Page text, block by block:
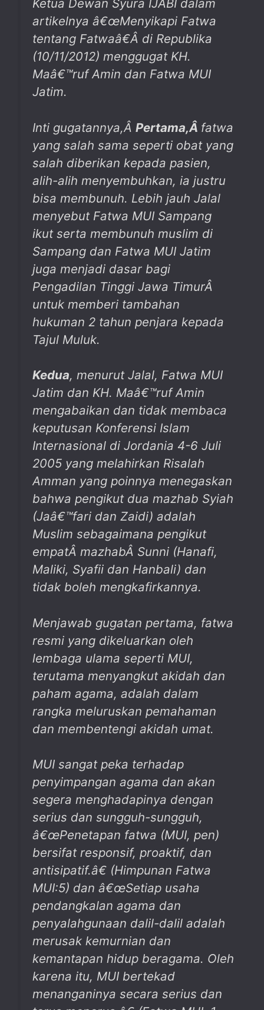
Ketua Dewan Syura IJABI dalam
artikelnya â€œMenyikapi Fatwa
tentang Fatwaâ€Â di Republika
(10/11/2012) menggugat KH.
Maâ€™ruf Amin dan Fatwa MUI
Jatim.
Inti gugatannya,Â Pertama,Â fatwa
yang salah sama seperti obat yang
salah diberikan kepada pasien,
alih-alih menyembuhkan, ia justru
bisa membunuh. Lebih jauh Jalal
menyebut Fatwa MUI Sampang
ikut serta membunuh muslim di
Sampang dan Fatwa MUI Jatim
juga menjadi dasar bagi
Pengadilan Tinggi Jawa TimurÂ
untuk memberi tambahan
hukuman 2 tahun penjara kepada
Tajul Muluk.
Kedua, menurut Jalal, Fatwa MUI
Jatim dan KH. Maâ€™ruf Amin
mengabaikan dan tidak membaca
keputusan Konferensi Islam
Internasional di Jordania 4-6 Juli
2005 yang melahirkan Risalah
Amman yang poinnya menegaskan
bahwa pengikut dua mazhab Syiah
(Jaâ€™fari dan Zaidi) adalah
Muslim sebagaimana pengikut
empatÂ mazhabÂ Sunni (Hanafi,
Maliki, Syafii dan Hanbali) dan
tidak boleh mengkafirkannya.
Menjawab gugatan pertama, fatwa
resmi yang dikeluarkan oleh
lembaga ulama seperti MUI,
terutama menyangkut akidah dan
paham agama, adalah dalam
rangka meluruskan pemahaman
dan membentengi akidah umat.
MUI sangat peka terhadap
penyimpangan agama dan akan
segera menghadapinya dengan
serius dan sungguh-sungguh,
â€œPenetapan fatwa (MUI, pen)
bersifat responsif, proaktif, dan
antisipatif.â€ (Himpunan Fatwa
MUI:5) dan â€œSetiap usaha
pendangkalan agama dan
penyalahgunaan dalil-dalil adalah
merusak kemurnian dan
kemantapan hidup beragama. Oleh
karena itu, MUI bertekad
menanganinya secara serius dan